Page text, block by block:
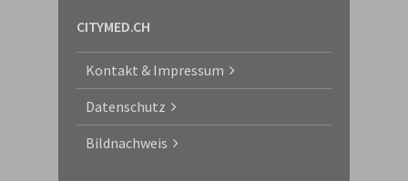
CITYMED.CH
Kontakt & Impressum
Datenschutz
Bildnachweis